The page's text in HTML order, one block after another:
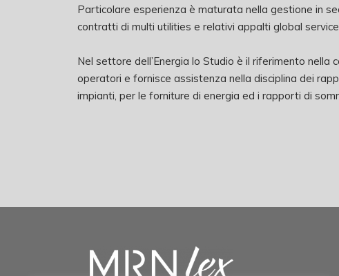
Particolare esperienza è maturata nella gestione in
contratti di multi utilities e relativi appalti global service
Nel settore dell’Energia lo Studio è il riferimento
operatori e fornisce assistenza nella disciplina dei
impianti, per le forniture di energia ed i rapporti di